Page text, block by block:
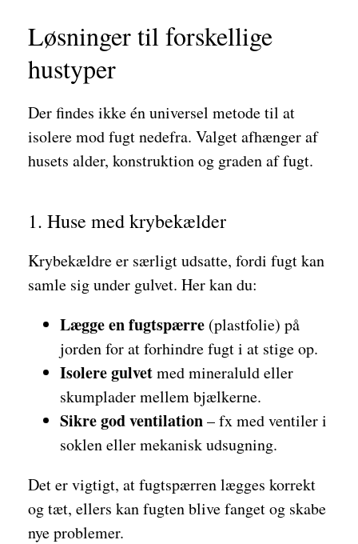
Løsninger til forskellige
hustyper
Der findes ikke én universel metode til at
isolere mod fugt nedefra. Valget afhænger af
husets alder, konstruktion og graden af fugt.
1. Huse med krybekælder
Krybekældre er særligt udsatte, fordi fugt kan
samle sig under gulvet. Her kan du:
Lægge en fugtspærre (plastfolie) på
jorden for at forhindre fugt i at stige op.
Isolere gulvetmed mineraluld eller
skumplader mellem bjælkerne.
Sikre god ventilation– fx med ventiler i
soklen eller mekanisk udsugning.
Det er vigtigt, at fugtspærren lægges korrekt
og tæt, ellers kan fugten blive fanget og skabe
nye problemer.